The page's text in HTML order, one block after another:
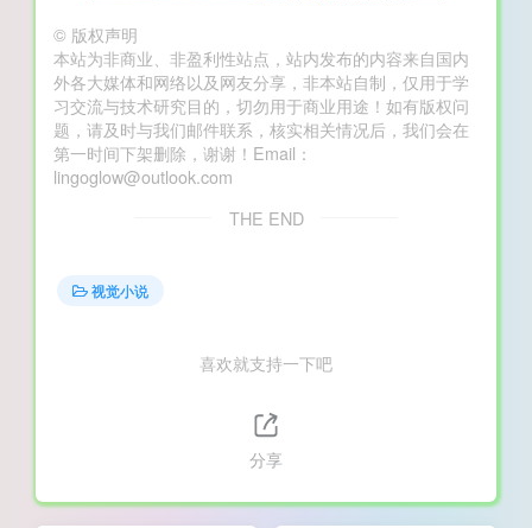
© 版权声明
本站为非商业、非盈利性站点，站内发布的内容来自国内
外各大媒体和网络以及网友分享，非本站自制，仅用于学
习交流与技术研究目的，切勿用于商业用途！如有版权问
题，请及时与我们邮件联系，核实相关情况后，我们会在
第一时间下架删除，谢谢！Email：
lingoglow@outlook.com
THE END
视觉小说
喜欢就支持一下吧
分享